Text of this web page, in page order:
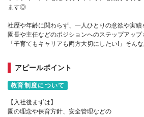
ます◎
社歴や年齢に関わらず、一人ひとりの意欲や実
園長や主任などのポジションへのステップアップ
「子育てもキャリアも両方大切にしたい!」そん
アピールポイント
教育制度について
【入社後まずは】
園の理念や保育方針、安全管理などの